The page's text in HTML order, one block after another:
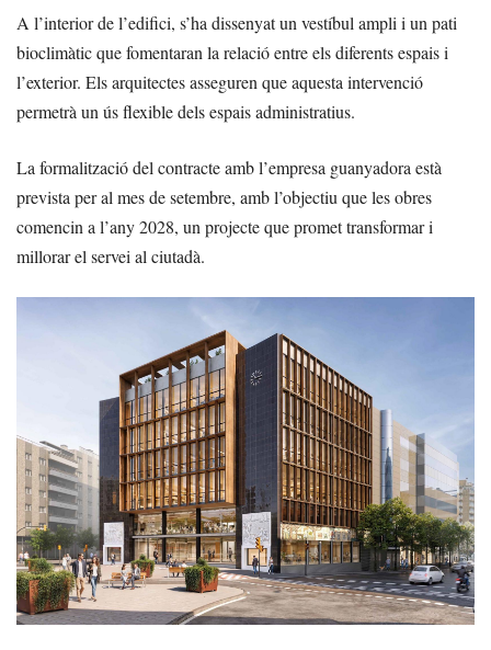
A l’interior de l’edifici, s’ha dissenyat un vestíbul ampli i un pati
bioclimàtic que fomentaran la relació entre els diferents espais i
l’exterior. Els arquitectes asseguren que aquesta intervenció
permetrà un ús flexible dels espais administratius.
La formalització del contracte amb l’empresa guanyadora està
prevista per al mes de setembre, amb l’objectiu que les obres
comencin a l’any 2028, un projecte que promet transformar i
millorar el servei al ciutadà.